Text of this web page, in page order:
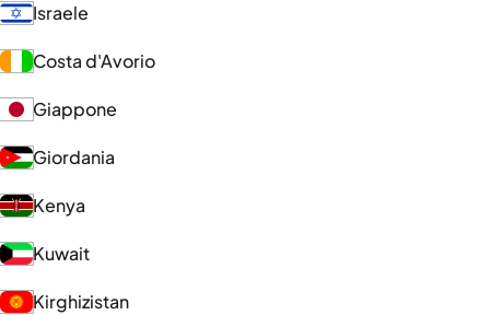
Israele
Costa d'Avorio
Giappone
Giordania
Kenya
Kuwait
Kirghizistan